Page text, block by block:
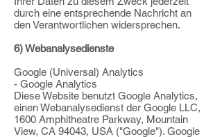
durch eine entsprechende Nachricht an
den Verantwortlichen widersprechen.
6) Webanalysedienste
Google (Universal) Analytics
- Google Analytics
Diese Website benutzt Google Analytics,
einen Webanalysedienst der Google LLC,
1600 Amphitheatre Parkway, Mountain
View, CA 94043, USA ("Google"). Google